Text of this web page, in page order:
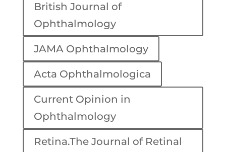
British Journal of
Ophthalmology
JAMA Ophthalmology
Acta Ophthalmologica
Current Opinion in
Ophthalmology
Retina.The Journal of Retinal